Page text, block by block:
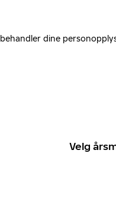
dine
Velg